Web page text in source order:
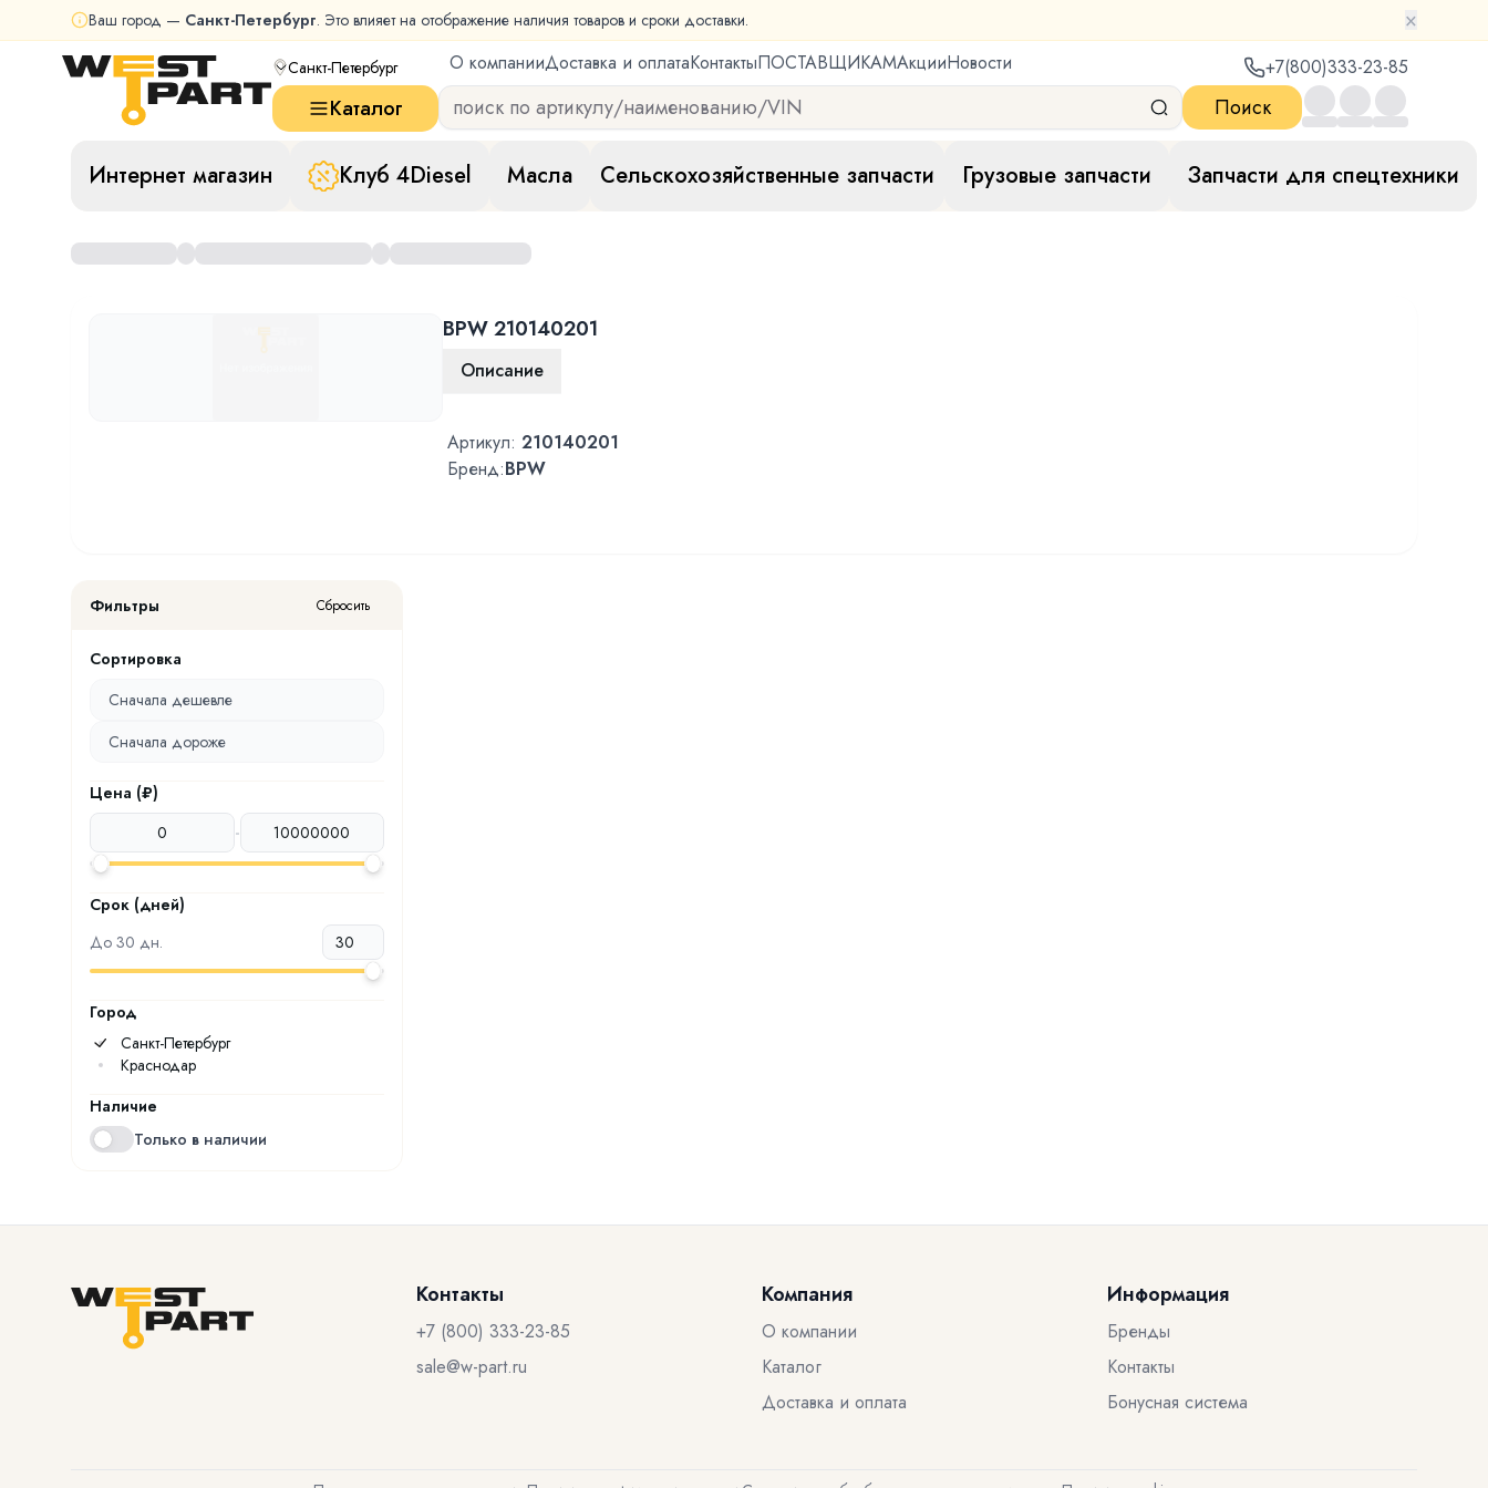
Ваш город — Санкт-Петербург. Это влияет на отображение наличия товаров и сроки доставки. ×
Санкт-Петербург О компанииДоставка и оплатаКонтактыПОСТАВЩИКАМАкцииНовости +7(800)333-23-85
Каталог Поиск
Интернет магазин Клуб 4Diesel Масла Сельскохозяйственные запчасти Грузовые запчасти Запчасти для спецтехники
BPW 210140201
Описание
Артикул: 210140201
Бренд:BPW
Фильтры Сбросить
Сортировка
Сначала дешевле
Сначала дороже
Цена (₽)
-
Срок (дней)
До 30 дн.
Город
Санкт-Петербург
Краснодар
Наличие
Только в наличии
Контакты
+7 (800) 333-23-85
sale@w-part.ru
Компания
О компании
Каталог
Доставка и оплата
Информация
Бренды
Контакты
Бонусная система